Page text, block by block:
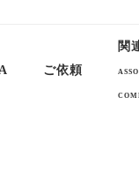
ご依頼
関